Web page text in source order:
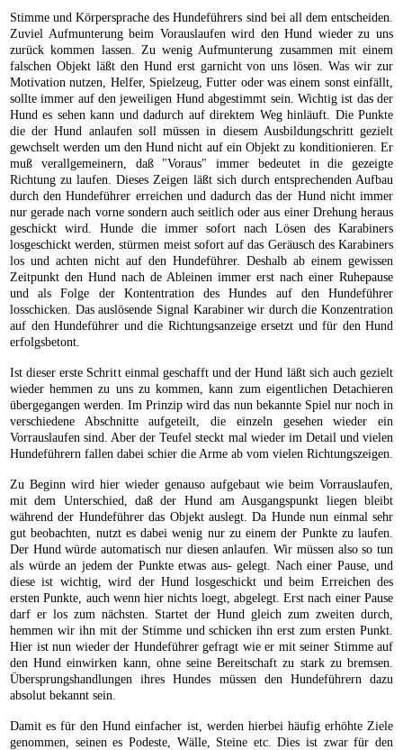
Stimme und Körpersprache des Hundeführers sind bei all dem entscheiden.
Zuviel Aufmunterung beim Vorauslaufen wird den Hund wieder zu uns
zurück kommen lassen. Zu wenig Aufmunterung zusammen mit einem
falschen Objekt läßt den Hund erst garnicht von uns lösen. Was wir zur
Motivation nutzen, Helfer, Spielzeug, Futter oder was einem sonst einfällt,
sollte immer auf den jeweiligen Hund abgestimmt sein. Wichtig ist das der
Hund es sehen kann und dadurch auf direktem Weg hinläuft. Die Punkte
die der Hund anlaufen soll müssen in diesem Ausbildungschritt gezielt
gewchselt werden um den Hund nicht auf ein Objekt zu konditionieren. Er
muß verallgemeinern, daß "Voraus" immer bedeutet in die gezeigte
Richtung zu laufen. Dieses Zeigen läßt sich durch entsprechenden Aufbau
durch den Hundeführer erreichen und dadurch das der Hund nicht immer
nur gerade nach vorne sondern auch seitlich oder aus einer Drehung heraus
geschickt wird. Hunde die immer sofort nach Lösen des Karabiners
losgeschickt werden, stürmen meist sofort auf das Geräusch des Karabiners
los und achten nicht auf den Hundeführer. Deshalb ab einem gewissen
Zeitpunkt den Hund nach de Ableinen immer erst nach einer Ruhepause
und als Folge der Kontentration des Hundes auf den Hundeführer
losschicken. Das auslösende Signal Karabiner wir durch die Konzentration
auf den Hundeführer und die Richtungsanzeige ersetzt und für den Hund
erfolgsbetont.
Ist dieser erste Schritt einmal geschafft und der Hund läßt sich auch gezielt
wieder hemmen zu uns zu kommen, kann zum eigentlichen Detachieren
übergegangen werden. Im Prinzip wird das nun bekannte Spiel nur noch in
verschiedene Abschnitte aufgeteilt, die einzeln gesehen wieder ein
Vorrauslaufen sind. Aber der Teufel steckt mal wieder im Detail und vielen
Hundeführern fallen dabei schier die Arme ab vom vielen Richtungszeigen.
Zu Beginn wird hier wieder genauso aufgebaut wie beim Vorrauslaufen,
mit dem Unterschied, daß der Hund am Ausgangspunkt liegen bleibt
während der Hundeführer das Objekt auslegt. Da Hunde nun einmal sehr
gut beobachten, nutzt es dabei wenig nur zu einem der Punkte zu laufen.
Der Hund würde automatisch nur diesen anlaufen. Wir müssen also so tun
als würde an jedem der Punkte etwas aus- gelegt. Nach einer Pause, und
diese ist wichtig, wird der Hund losgeschickt und beim Erreichen des
ersten Punkte, auch wenn hier nichts loegt, abgelegt. Erst nach einer Pause
darf er los zum nächsten. Startet der Hund gleich zum zweiten durch,
hemmen wir ihn mit der Stimme und schicken ihn erst zum ersten Punkt.
Hier ist nun wieder der Hundeführer gefragt wie er mit seiner Stimme auf
den Hund einwirken kann, ohne seine Bereitschaft zu stark zu bremsen.
Übersprungshandlungen ihres Hundes müssen den Hundeführern dazu
absolut bekannt sein.
Damit es für den Hund einfacher ist, werden hierbei häufig erhöhte Ziele
genommen, seinen es Podeste, Wälle, Steine etc. Dies ist zwar für den